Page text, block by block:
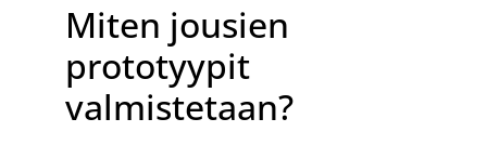
Miten jousien
prototyypit
valmistetaan?